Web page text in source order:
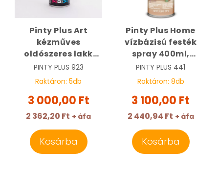
Pinty Plus Art
kézműves
oldószeres lakk
spray 400ml, matt |
PINTY PLUS 923
PINTY PLUS 923
Raktáron: 5db
3 000,00 Ft
2 362,20 Ft + áfa
Kosárba
Pinty Plus Home
vízbázisú festék
spray 400ml,
fényes lakk HM441 |
PINTY PLUS 441
PINTY PLUS 441
Raktáron: 8db
3 100,00 Ft
2 440,94 Ft + áfa
Kosárba